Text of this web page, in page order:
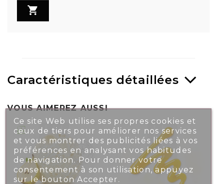

Caractéristiques détaillées
VOUS AIMEREZ AUSSI
Ce site Web utilise ses propres cookies et
ceux de tiers pour améliorer nos services
et vous montrer des publicités liées à vos
préférences en analysant vos habitudes
de navigation. Pour donner votre
consentement à son utilisation, appuyez
sur le bouton Accepter.